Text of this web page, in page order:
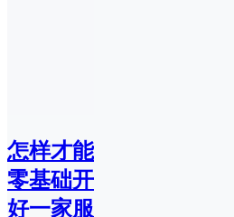
怎样才能
零基础开
好一家服